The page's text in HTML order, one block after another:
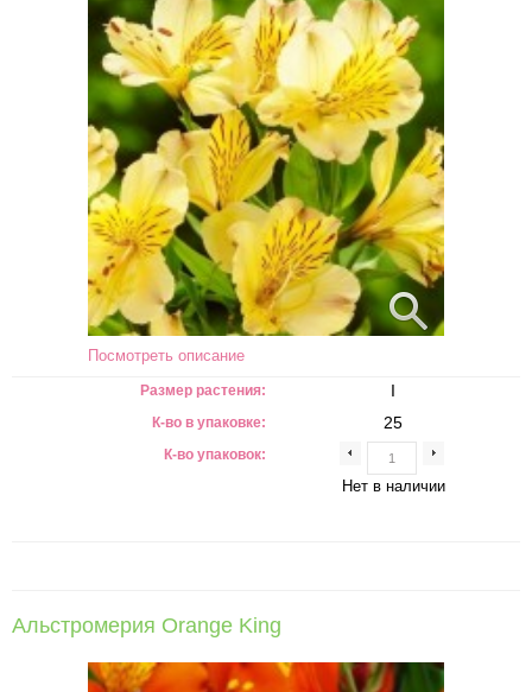
Посмотреть описание
Размер растения:
К-во в упаковке:
К-во упаковок:
I
25
Нет в наличии
Альстромерия Orange King